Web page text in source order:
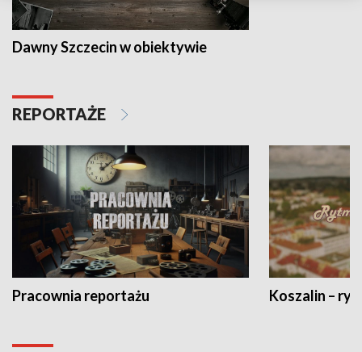
Dawny Szczecin w obiektywie
REPORTAŻE
Pracownia reportażu Koszalin –